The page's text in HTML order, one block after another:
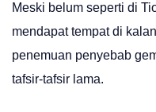
Meski belum seperti di
mendapat tempat di
penemuan penyebab
tafsir-tafsir lama.